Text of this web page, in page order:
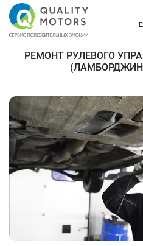
РЕМОНТ РУЛЕВОГО